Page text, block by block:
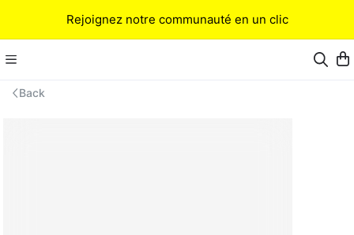
Rejoignez notre communauté en un clic
Back